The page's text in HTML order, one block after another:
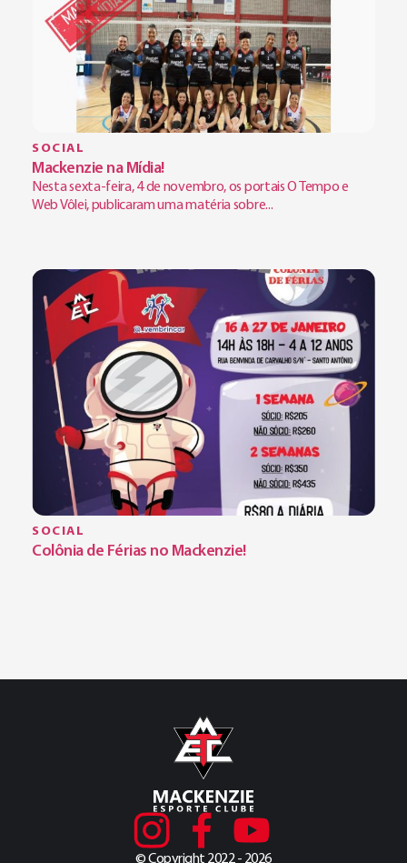
SOCIAL
Mackenzie na Mídia!
Nesta sexta-feira, 4 de novembro, os portais O Tempo e
Web Vôlei, publicaram uma matéria sobre...
SOCIAL
Colônia de Férias no Mackenzie!
© Copyright 2022 - 2026